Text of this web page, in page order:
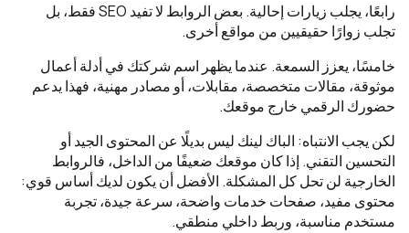
رابعًا، يجلب زيارات إحالية. بعض الروابط لا تفيد SEO فقط، بل
تجلب زوارًا حقيقيين من مواقع أخرى.
خامسًا، يعزز السمعة. عندما يظهر اسم شركتك في أدلة أعمال
موثوقة، مقالات متخصصة، مقابلات، أو مصادر مهنية، فهذا يدعم
حضورك الرقمي خارج موقعك.
لكن يجب الانتباه: الباك لينك ليس بديلًا عن المحتوى الجيد أو
التحسين التقني. إذا كان موقعك ضعيفًا من الداخل، فالروابط
الخارجية لن تحل كل المشكلة. الأفضل أن يكون لديك أساس قوي:
محتوى مفيد، صفحات خدمات واضحة، سرعة جيدة، تجربة
مستخدم مناسبة، وربط داخلي منطقي.